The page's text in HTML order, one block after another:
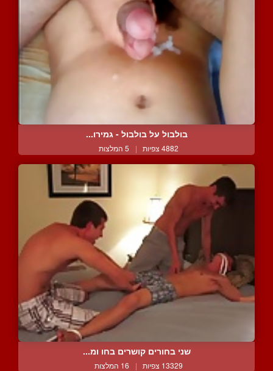
בולבול על בולבול - גמירו...
4882 צפיות | 5 המלצות
שני בחורים קושרים בחו ומ...
13329 צפיות | 16 המלצות